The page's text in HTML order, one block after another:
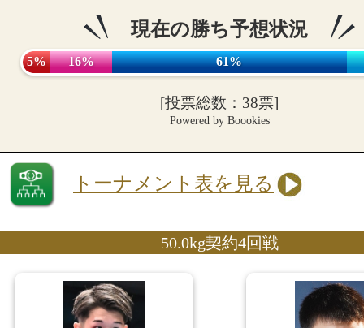
現在の勝ち予想状況
5% 16% 61%
[投票総数：38票]
Powered by Boookies
トーナメント表を見る
50.0kg契約4回戦